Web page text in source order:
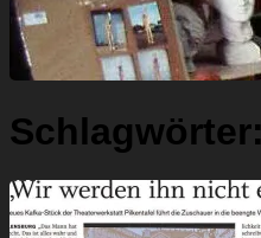
Schlagwörter: